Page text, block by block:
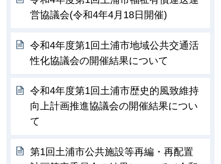
営協議会(令和4年4月18日開催)
令和4年度第1回土浦市地域公共交通活
性化協議会の開催結果について
令和4年度第1回土浦市歴史的風致維持
向上計画推進協議会の開催結果につい
て
第1回土浦市公共施設等再編・再配置